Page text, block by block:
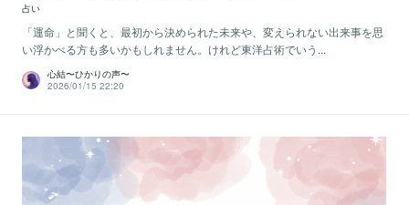
占い
「運命」と聞くと、最初から決められた未来や、変えられない出来事を思
い浮かべる方も多いかもしれません。けれど東洋占術でいう...
心結〜ひかりの声〜
2026/01/15 22:20